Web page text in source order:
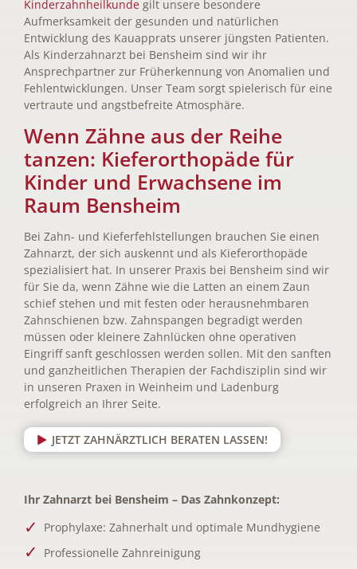
Kinderzahnheilkunde gilt unsere besondere
Aufmerksamkeit der gesunden und natürlichen
Entwicklung des Kauapprats unserer jüngsten Patienten.
Als Kinderzahnarzt bei Bensheim sind wir ihr
Ansprechpartner zur Früherkennung von Anomalien und
Fehlentwicklungen. Unser Team sorgt spielerisch für eine
vertraute und angstbefreite Atmosphäre.
Wenn Zähne aus der Reihe
tanzen: Kieferorthopäde für
Kinder und Erwachsene im
Raum Bensheim
Bei Zahn- und Kieferfehlstellungen brauchen Sie einen
Zahnarzt, der sich auskennt und als Kieferorthopäde
spezialisiert hat. In unserer Praxis bei Bensheim sind wir
für Sie da, wenn Zähne wie die Latten an einem Zaun
schief stehen und mit festen oder herausnehmbaren
Zahnschienen bzw. Zahnspangen begradigt werden
müssen oder kleinere Zahnlücken ohne operativen
Eingriff sanft geschlossen werden sollen. Mit den sanften
und ganzheitlichen Therapien der Fachdisziplin sind wir
in unseren Praxen in Weinheim und Ladenburg
erfolgreich an Ihrer Seite.
JETZT ZAHNÄRZTLICH BERATEN LASSEN!
Ihr Zahnarzt bei Bensheim – Das Zahnkonzept:
Prophylaxe: Zahnerhalt und optimale Mundhygiene
Professionelle Zahnreinigung